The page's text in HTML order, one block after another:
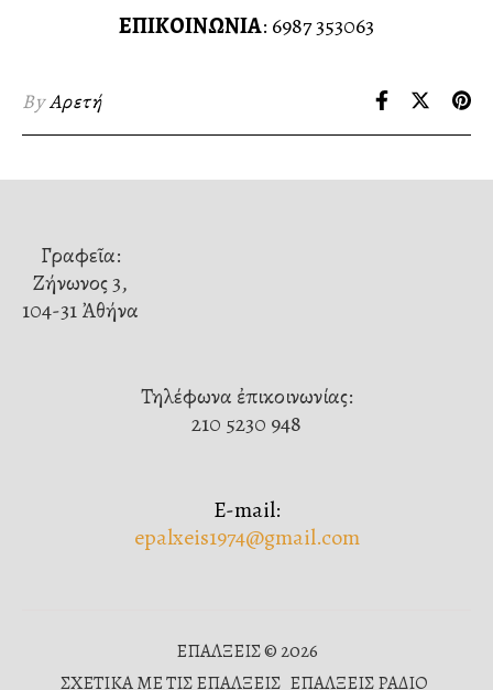
ΕΠΙΚΟΙΝΩΝΙΑ: 6987 353063
ByΑρετή
Γραφεῖα:
Ζήνωνος 3,
104-31 Ἀθήνα
Τηλέφωνα ἐπικοινωνίας:
210 5230 948
E-mail:
epalxeis1974@gmail.com
ΕΠΑΛΞΕΙΣ © 2026
ΣΧΕΤΙΚΑ ΜΕ ΤΙΣ ΕΠΑΛΞΕΙΣ ΕΠΑΛΞΕΙΣ ΡΑΔΙΟ